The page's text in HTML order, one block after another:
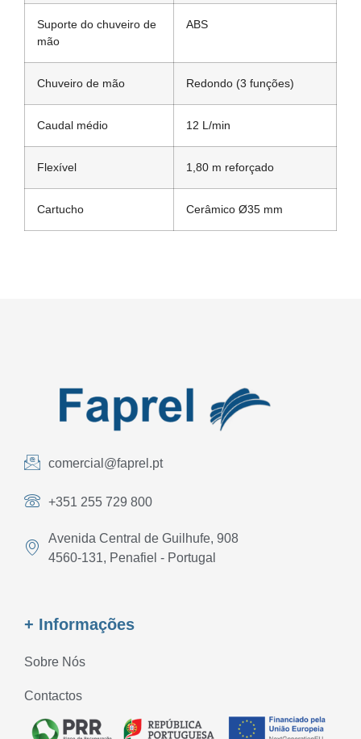
Suporte do chuveiro de
mão
ABS
Chuveiro de mão Redondo (3 funções)
Caudal médio 12 L/min
Flexível 1,80 m reforçado
Cartucho Cerâmico Ø35 mm
comercial@faprel.pt
+351 255 729 800
Avenida Central de Guilhufe, 908
4560-131, Penafiel - Portugal
+ Informações
Sobre Nós
Contactos